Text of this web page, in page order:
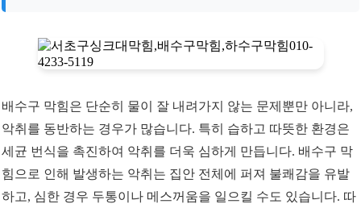
배수구 막힘은 단순히 물이 잘 내려가지 않는 문제뿐만 아니라,
악취를 동반하는 경우가 많습니다. 특히 습하고 따뜻한 환경은
세균 번식을 촉진하여 악취를 더욱 심하게 만듭니다. 배수구 막
힘으로 인해 발생하는 악취는 집안 전체에 퍼져 불쾌감을 유발
하고, 심한 경우 두통이나 메스꺼움을 일으킬 수도 있습니다. 따